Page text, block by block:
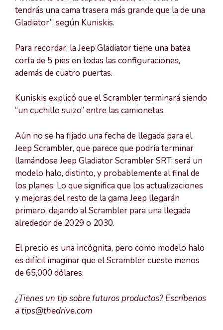
tendrás una cama trasera más grande que la de una
Gladiator”, según Kuniskis.
Para recordar, la Jeep Gladiator tiene una batea
corta de 5 pies en todas las configuraciones,
además de cuatro puertas.
Kuniskis explicó que el Scrambler terminará siendo
“un cuchillo suizo” entre las camionetas.
Aún no se ha fijado una fecha de llegada para el
Jeep Scrambler, que parece que podría terminar
llamándose Jeep Gladiator Scrambler SRT; será un
modelo halo, distinto, y probablemente al final de
los planes. Lo que significa que los actualizaciones
y mejoras del resto de la gama Jeep llegarán
primero, dejando al Scrambler para una llegada
alrededor de 2029 o 2030.
El precio es una incógnita, pero como modelo halo
es difícil imaginar que el Scrambler cueste menos
de 65,000 dólares.
¿Tienes un tip sobre futuros productos? Escríbenos
a tips@thedrive.com